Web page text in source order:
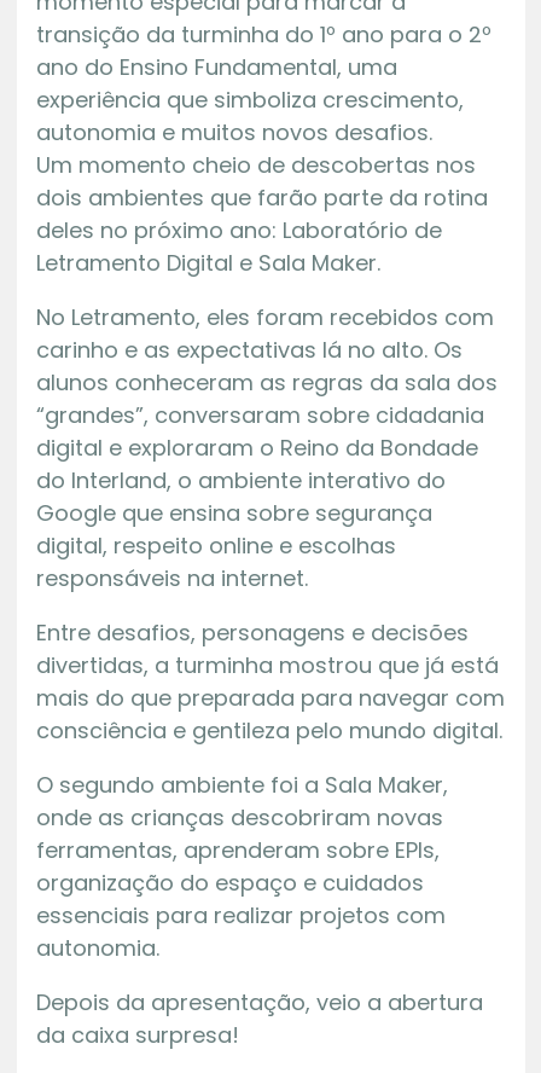
transição da turminha do 1º ano para o 2º
ano do Ensino Fundamental, uma
experiência que simboliza crescimento,
autonomia e muitos novos desafios.
Um momento cheio de descobertas nos
dois ambientes que farão parte da rotina
deles no próximo ano: Laboratório de
Letramento Digital e Sala Maker.
No Letramento, eles foram recebidos com
carinho e as expectativas lá no alto. Os
alunos conheceram as regras da sala dos
“grandes”, conversaram sobre cidadania
digital e exploraram o Reino da Bondade
do Interland, o ambiente interativo do
Google que ensina sobre segurança
digital, respeito online e escolhas
responsáveis na internet.
Entre desafios, personagens e decisões
divertidas, a turminha mostrou que já está
mais do que preparada para navegar com
consciência e gentileza pelo mundo digital.
O segundo ambiente foi a Sala Maker,
onde as crianças descobriram novas
ferramentas, aprenderam sobre EPIs,
organização do espaço e cuidados
essenciais para realizar projetos com
autonomia.
Depois da apresentação, veio a abertura
da caixa surpresa!